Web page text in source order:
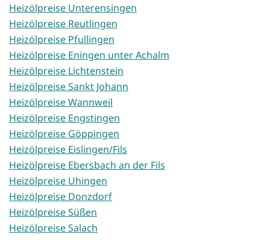
Heizölpreise Unterensingen
Heizölpreise Reutlingen
Heizölpreise Pfullingen
Heizölpreise Eningen unter Achalm
Heizölpreise Lichtenstein
Heizölpreise Sankt Johann
Heizölpreise Wannweil
Heizölpreise Engstingen
Heizölpreise Göppingen
Heizölpreise Eislingen/Fils
Heizölpreise Ebersbach an der Fils
Heizölpreise Uhingen
Heizölpreise Donzdorf
Heizölpreise Süßen
Heizölpreise Salach